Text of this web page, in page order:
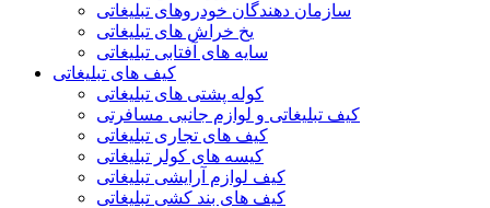
سازمان دهندگان خودروهای تبلیغاتی
یخ خراش های تبلیغاتی
سایه های آفتابی تبلیغاتی
کیف های تبلیغاتی
کوله پشتی های تبلیغاتی
کیف تبلیغاتی و لوازم جانبی مسافرتی
کیف های تجاری تبلیغاتی
کیسه های کولر تبلیغاتی
کیف لوازم آرایشی تبلیغاتی
کیف های بند کشی تبلیغاتی